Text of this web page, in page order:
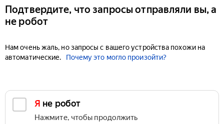
Подтвердите, что запросы отправляли вы, а
не робот
Нам очень жаль, но запросы с вашего устройства похожи на
автоматические.
Почему это могло произойти?
Я не робот
Нажмите, чтобы продолжить